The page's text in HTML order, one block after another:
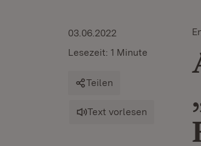
03.06.2022
Lesezeit: 1 Minute
Teilen
Text vorlesen